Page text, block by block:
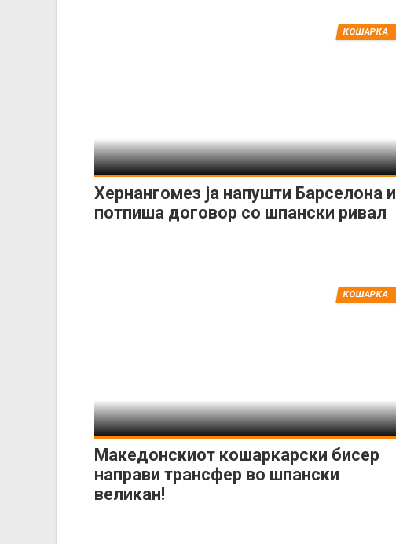
Хернангомез ја напушти Барселона и
потпиша договор со шпански ривал
КОШАРКА
Македонскиот кошаркарски бисер
направи трансфер во шпански
великан!
КОШАРКА